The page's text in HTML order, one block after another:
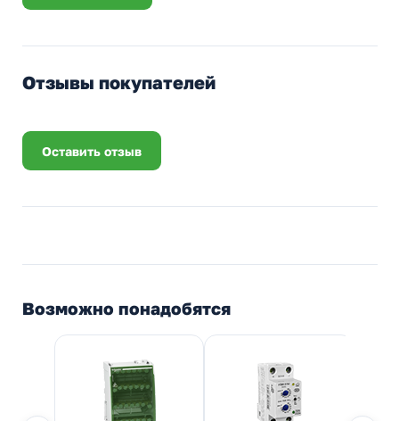
Отзывы покупателей
Оставить отзыв
Возможно понадобятся